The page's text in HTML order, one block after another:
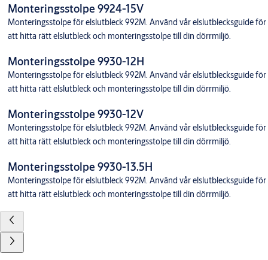
Monteringsstolpe 9924-15V
Monteringsstolpe för elslutbleck 992M. Använd vår elslutblecksguide för
att hitta rätt elslutbleck och monteringsstolpe till din dörrmiljö.
Monteringsstolpe 9930-12H
Monteringsstolpe för elslutbleck 992M. Använd vår elslutblecksguide för
att hitta rätt elslutbleck och monteringsstolpe till din dörrmiljö.
Monteringsstolpe 9930-12V
Monteringsstolpe för elslutbleck 992M. Använd vår elslutblecksguide för
att hitta rätt elslutbleck och monteringsstolpe till din dörrmiljö.
Monteringsstolpe 9930-13.5H
Monteringsstolpe för elslutbleck 992M. Använd vår elslutblecksguide för
att hitta rätt elslutbleck och monteringsstolpe till din dörrmiljö.